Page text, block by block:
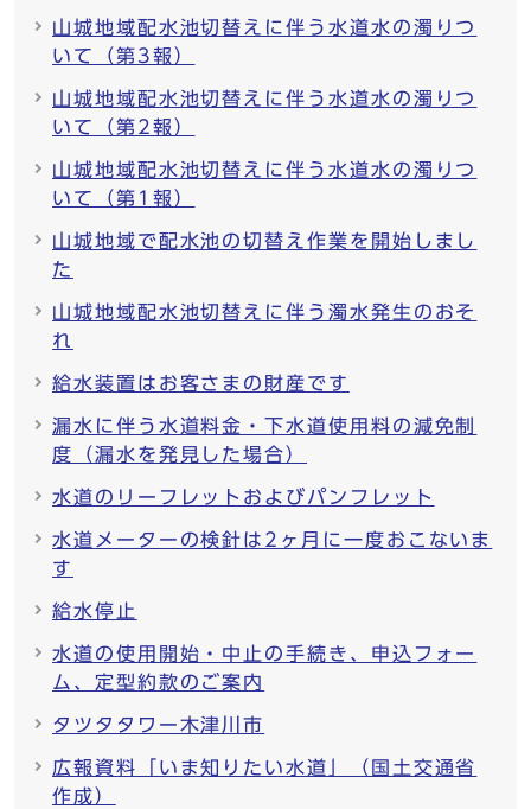
山城地域配水池切替えに伴う水道水の濁りつ
いて（第3報）
山城地域配水池切替えに伴う水道水の濁りつ
いて（第2報）
山城地域配水池切替えに伴う水道水の濁りつ
いて（第1報）
山城地域で配水池の切替え作業を開始しまし
た
山城地域配水池切替えに伴う濁水発生のおそ
れ
給水装置はお客さまの財産です
漏水に伴う水道料金・下水道使用料の減免制
度（漏水を発見した場合）
水道のリーフレットおよびパンフレット
水道メーターの検針は2ヶ月に一度おこないま
す
給水停止
水道の使用開始・中止の手続き、申込フォー
ム、定型約款のご案内
タツタタワー木津川市
広報資料「いま知りたい水道」（国土交通省
作成）